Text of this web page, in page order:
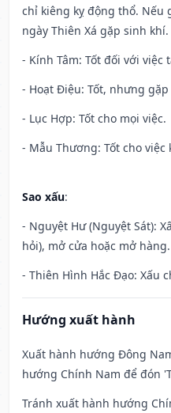
chỉ kiêng kỵ động thổ. Nếu
ngày Thiên Xá gặp sinh khí.
- Kính Tâm: Tốt đối với việc
- Hoạt Điệu: Tốt, nhưng
- Lục Hợp: Tốt cho mọi việc.
- Mẫu Thương: Tốt cho
Sao xấu:
- Nguyệt Hư (Nguyệt Sát):
hỏi), mở cửa hoặc mở hàng.
- Thiên Hình Hắc Đạo: Xấu
Hướng xuất hành
Xuất hành hướng Đông
hướng Chính Nam để đón
Tránh xuất hành hướng